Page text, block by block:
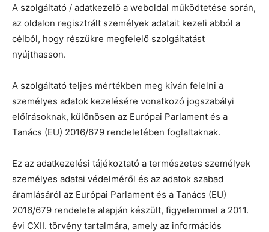
A szolgáltató / adatkezelő a weboldal működtetése során,
az oldalon regisztrált személyek adatait kezeli abból a
célból, hogy részükre megfelelő szolgáltatást
nyújthasson.
A szolgáltató teljes mértékben meg kíván felelni a
személyes adatok kezelésére vonatkozó jogszabályi
előírásoknak, különösen az Európai Parlament és a
Tanács (EU) 2016/679 rendeletében foglaltaknak.
Ez az adatkezelési tájékoztató a természetes személyek
személyes adatai védelméről és az adatok szabad
áramlásáról az Európai Parlament és a Tanács (EU)
2016/679 rendelete alapján készült, figyelemmel a 2011.
évi CXII. törvény tartalmára, amely az információs